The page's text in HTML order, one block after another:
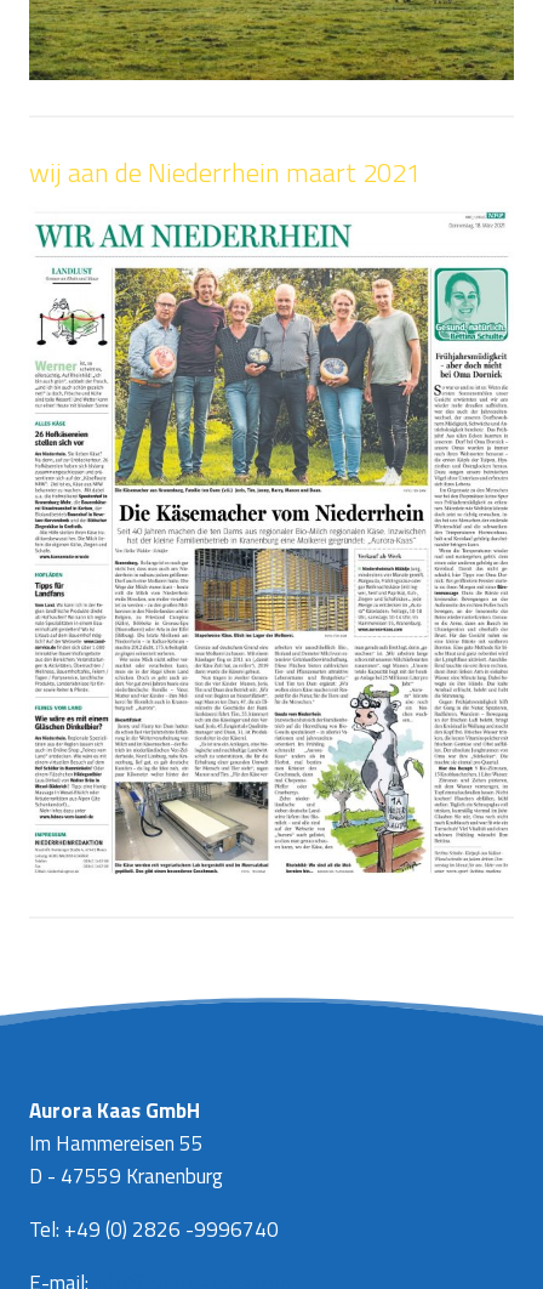
wij aan de Niederrhein maart 2021
Aurora Kaas GmbH
Im Hammereisen 55
D - 47559 Kranenburg
Tel: +49 (0) 2826 -9996740
E-mail: